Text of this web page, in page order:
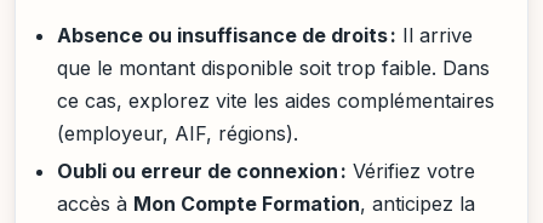
Absence ou insuffisance de droits : Il arrive
que le montant disponible soit trop faible. Dans
ce cas, explorez vite les aides complémentaires
(employeur, AIF, régions).
Oubli ou erreur de connexion : Vérifiez votre
accès à Mon Compte Formation, anticipez la